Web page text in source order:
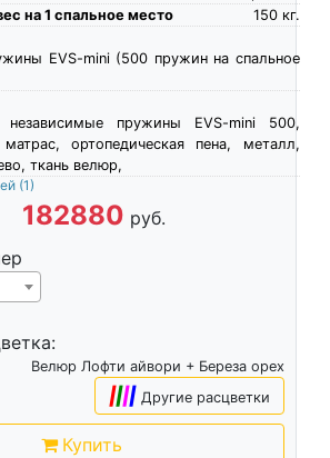
на 1 спальное место
кг.
150
EVS-mini (500 пружин на спальное
независимые пружины EVS-mini 500,
матрас, ортопедическая пена, металл,
ткань велюр,
(1)
182880 руб.
Велюр Лофти айвори + Береза орех
|||| Другие расцветки
Купить